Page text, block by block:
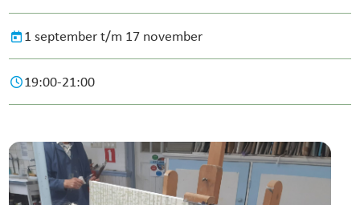
1 september t/m 17 november
19:00-21:00